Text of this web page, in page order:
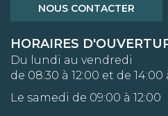
NOUS CONTACTER
HORAIRES
Du lundi au vendredi
de 08:30 à 12:00 et de 14:00
Le samedi de 09:00 à 12:00